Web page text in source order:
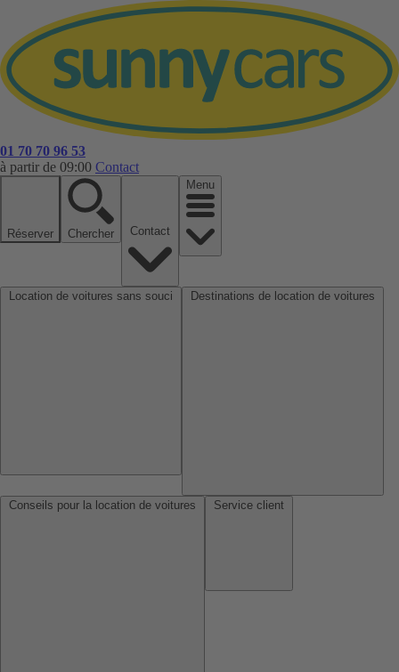
01 70 70 96 53
à partir de 09:00 Contact
Réserver Chercher
Menu